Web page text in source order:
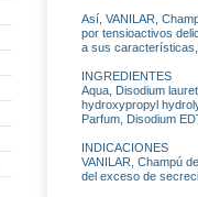
Así, VANILAR,
por tensioactivos
a sus
INGREDIENTES
Aqua, Disodium
hydroxypropyl
Parfum, Disodium
INDICACIONES
VANILAR, Champú
del exceso de